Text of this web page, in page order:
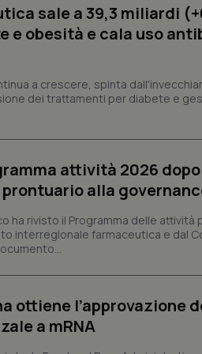
sale a 39,3 miliardi
e obesità e cala uso
a crescere, spinta
dei trattamenti per diabete e
attività 2026
alla
ha rivisto il Programma delle
interregionale farmaceutica e dal
ottiene l’approvazione
a mRNA
Necessari Statistici
del sito. Il sito web non è in grado di
Dominio Scadenza
.youtube.com
www.quotidianosanita.it
www.quotidianosanita.it
4
2 giorni
www.quotidianosanita.it